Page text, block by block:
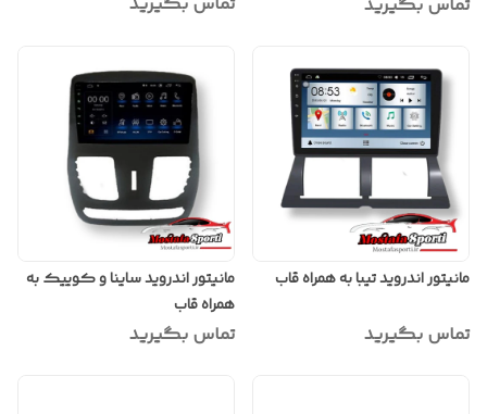
تماس بگیرید
مانیتور اندروید تیبا به همراه قاب
تماس بگیرید
مانیتور اندروید ساینا و کوییک به
همراه قاب
تماس بگیرید